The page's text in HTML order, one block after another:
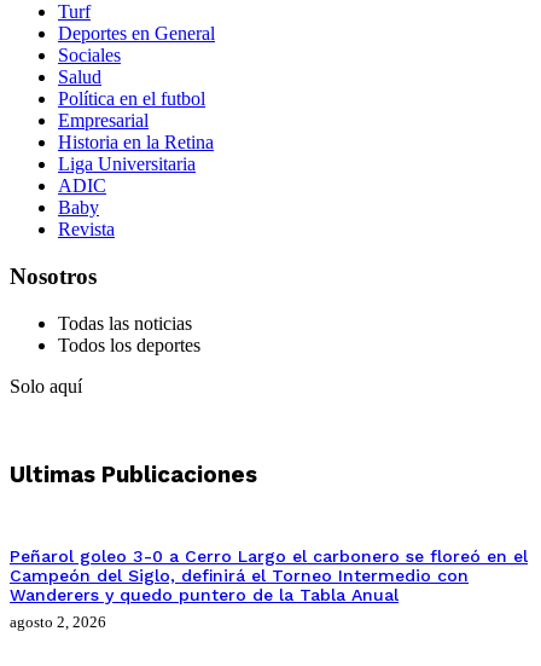
Turf
Deportes en General
Sociales
Salud
Política en el futbol
Empresarial
Historia en la Retina
Liga Universitaria
ADIC
Baby
Revista
Nosotros
Todas las noticias
Todos los deportes
Solo aquí
Ultimas Publicaciones
Peñarol goleo 3-0 a Cerro Largo el carbonero se floreó en el
Campeón del Siglo, definirá el Torneo Intermedio con
Wanderers y quedo puntero de la Tabla Anual
agosto 2, 2026